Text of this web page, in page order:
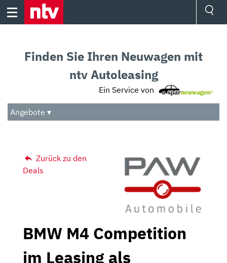
Skip
Audio
Das Beste
Finden Sie Ihren Neuwagen mit
ntv Autoleasing
Ein Service von
Angebote ▾
Zurück zu den
Deals
BMW M4 Competition
im Leasing als